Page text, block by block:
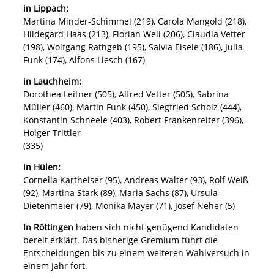
in Lippach:
Martina Minder-Schimmel (219), Carola Mangold (218),
Hildegard Haas (213), Florian Weil (206), Claudia Vetter
(198), Wolfgang Rathgeb (195), Salvia Eisele (186), Julia
Funk (174), Alfons Liesch (167)
in Lauchheim:
Dorothea Leitner (505), Alfred Vetter (505), Sabrina
Müller (460), Martin Funk (450), Siegfried Scholz (444),
Konstantin Schneele (403), Robert Frankenreiter (396),
Holger Trittler
(335)
in Hülen:
Cornelia Kartheiser (95), Andreas Walter (93), Rolf Weiß
(92), Martina Stark (89), Maria Sachs (87), Ursula
Dietenmeier (79), Monika Mayer (71), Josef Neher (5)
In Röttingen haben sich nicht genügend Kandidaten
bereit erklärt. Das bisherige Gremium führt die
Entscheidungen bis zu einem weiteren Wahlversuch in
einem Jahr fort.